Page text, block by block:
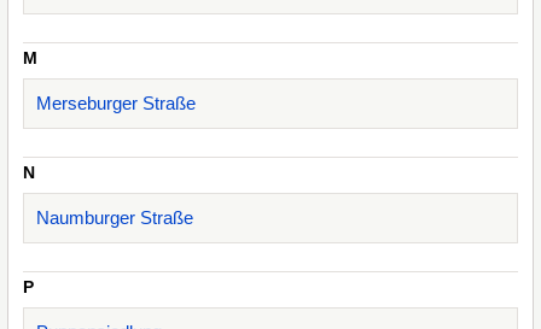
M
Merseburger Straße
N
Naumburger Straße
P